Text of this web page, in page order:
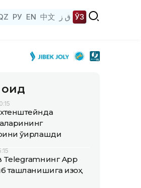
РУ EN 中文 ق ز ЎЗ
оид
ўғирлашди
Telegramнинг App
ташланишига изоҳ